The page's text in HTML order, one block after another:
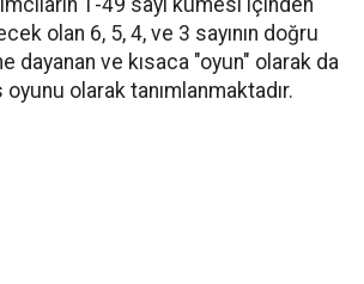
1-49 sayı kümesi içinden
olan 6, 5, 4, ve 3 sayının doğru
dayanan ve kısaca "oyun" olarak da
olarak tanımlanmaktadır.